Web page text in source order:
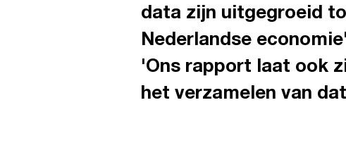
data zijn uitgegroeid
Nederlandse
'Ons rapport laat ook
het verzamelen van